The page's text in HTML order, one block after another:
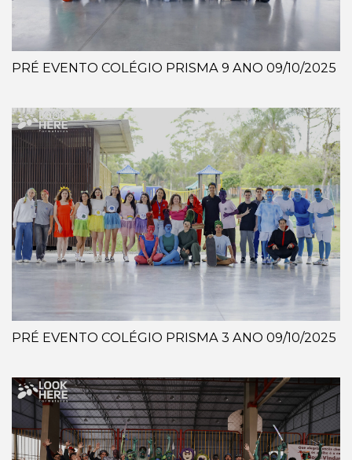
PRÉ EVENTO COLÉGIO PRISMA 9 ANO 09/10/2025
PRÉ EVENTO COLÉGIO PRISMA 3 ANO 09/10/2025